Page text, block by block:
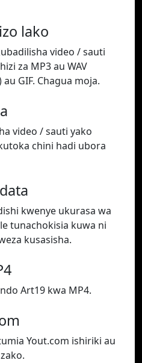
lako
video / sauti
za MP3 au WAV
GIF. Chagua moja.
video / sauti yako
chini hadi ubora
kwenye ukurasa wa
tunachokisia kuwa ni
kusasisha.
Art19 kwa MP4.
Yout.com ishiriki au